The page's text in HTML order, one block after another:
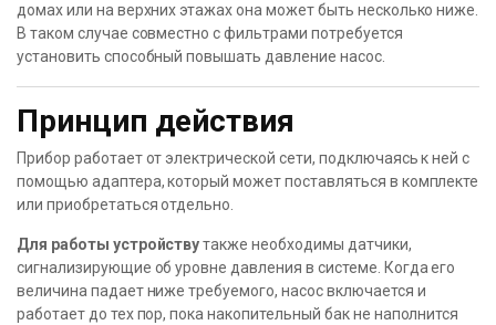
домах или на верхних этажах она может быть несколько ниже.
В таком случае совместно с фильтрами потребуется
установить способный повышать давление насос.
Принцип действия
Прибор работает от электрической сети, подключаясь к ней с
помощью адаптера, который может поставляться в комплекте
или приобретаться отдельно.
Для работы устройствутакже необходимы датчики,
сигнализирующие об уровне давления в системе. Когда его
величина падает ниже требуемого, насос включается и
работает до тех пор, пока накопительный бак не наполнится